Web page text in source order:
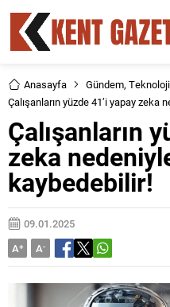
Anasayfa Gündem, Teknoloji
Çalışanların yüzde 41’i yapay
Çalışanların
zeka
kaybedebilir!
09.01.2025
A+ A-